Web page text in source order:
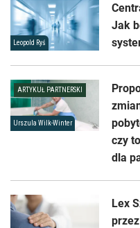
Leopold Ryś
Jak
ARTYKUŁ PARTNERSKI
Urszula Wilk-Winter
czy
dla
Lex